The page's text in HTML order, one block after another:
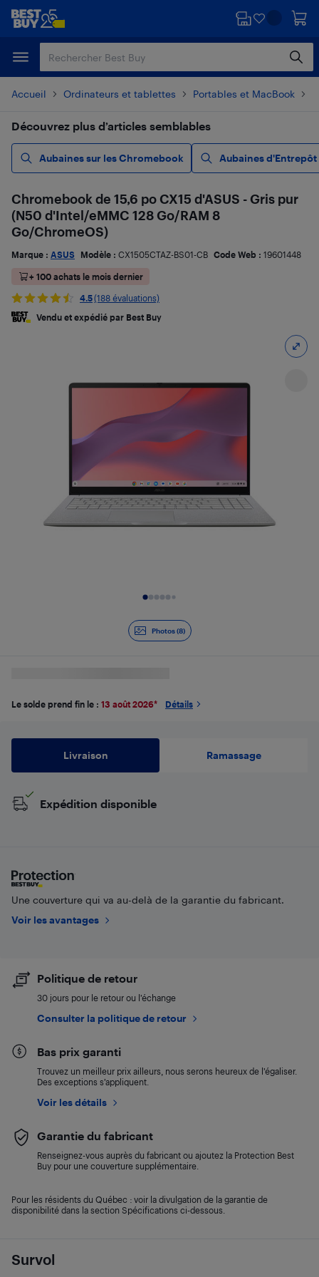
Passer
principal
Passer
Accueil Ordinateurs et tablettes Portables et MacBook
Découvrez plus d’articles semblables
Aubaines sur les Chromebook Aubaines
Photos (8)
Survol
Chromebook de 15,6 po CX15 d'ASUS - Gris pur
(N50 d'Intel/eMMC 128 Go/RAM 8
Go/ChromeOS)
Marque : ASUS Modèle : CX1505CTAZ-BS01-CB Code Web : 19601448
+ 100 achats le mois dernier
4.5(188 évaluations)
Vendu et expédié par Best Buy
Le solde prend fin le : 13 août 2026* Détails
Livraison Ramassage
Expédition disponible
Une couverture qui va au-delà de la garantie du fabricant.
Voir les avantages
Politique de retour
30 jours pour le retour ou l’échange
Consulter la politique de retour
Bas prix garanti
Trouvez un meilleur prix ailleurs, nous serons heureux de l’égaliser.
Des exceptions s’appliquent.
Voir les détails
Garantie du fabricant
Renseignez-vous auprès du fabricant ou ajoutez la Protection Best
Buy pour une couverture supplémentaire.
Pour les résidents du Québec : voir la divulgation de la garantie de
disponibilité dans la section Spécifications ci-dessous.